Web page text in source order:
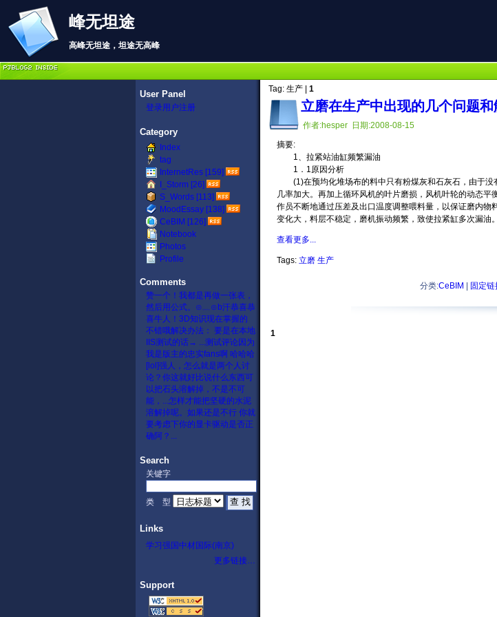
峰无坦途
高峰无坦途，坦途无高峰
Tag: 生产 | 1
立磨在生产中出现的几个问题
作者:hesper 日期:2008-08-15
摘要:
1、拉紧站油缸频繁漏油
1．1原因分析
(1)在预均化堆场布的料中只有粉煤灰和石灰石，由于没
几率加大。再加上循环风机的叶片磨损，风机叶轮的动态
作员不断地通过压差及出口温度调整喂料量，以保证磨内
变化大，料层不稳定，磨机振动频繁，致使拉紧缸多次漏
查看更多...
Tags: 立磨 生产
分类:CeBIM 固定链
1
User Panel
登录用户注册
Category
Index
tag
InternetRes [159]
I_Storm [26]
S_Words [113]
MoodEssay [138]
CeBIM [126]
Notebook
Photos
Profile
Comments
赞一个！我都是再做一张表，
然后用公式。⊙﹏⊙b汗恭喜恭
喜牛人！3D知识现在掌握的
不错哦解决办法： 要是在本地
IIS测试的话→ ...测试评论因为
我是版主的忠实fans啊 哈哈哈
[lol]强人，怎么就是两个人讨
论？ 你这就好比说什么东西可
以把石头溶解掉，不是不可
能，...怎样才能把坚硬的水泥
溶解掉呢。 如果还是不行 你就
要考虑下你的显卡驱动是否正
确阿？...
Search
关键字
类 型
Links
学习强国中材国际(南京)
更多链接…
Support